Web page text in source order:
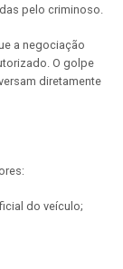
pelo criminoso.
a negociação
O golpe
diretamente
do veículo;